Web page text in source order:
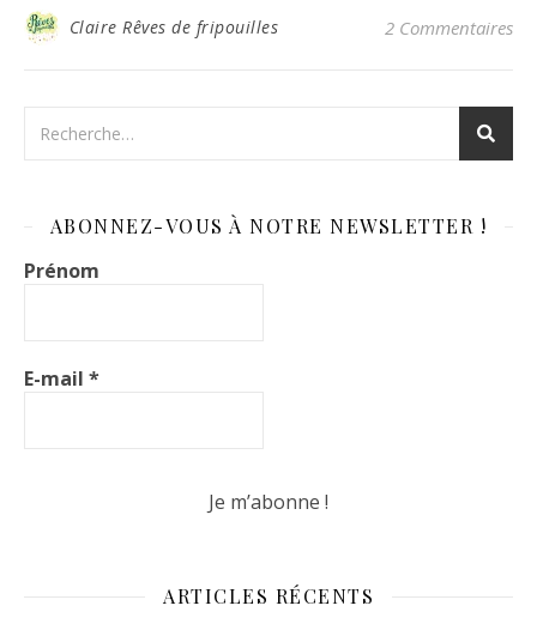
Claire Rêves de fripouilles 2 Commentaires
ABONNEZ-VOUS À NOTRE NEWSLETTER !
Prénom
E-mail *
ARTICLES RÉCENTS